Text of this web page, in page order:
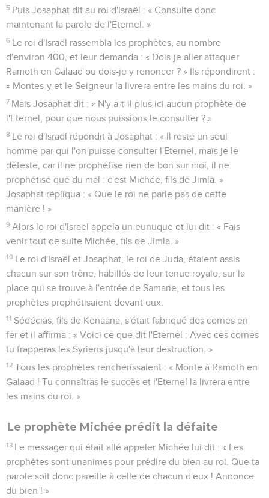
5 Puis Josaphat dit au roi d'Israël : « Consulte donc
maintenant la parole de l'Eternel. »
6 Le roi d'Israël rassembla les prophètes, au nombre
d'environ 400, et leur demanda : « Dois-je aller attaquer
Ramoth en Galaad ou dois-je y renoncer ? » Ils répondirent :
« Montes-y et le Seigneur la livrera entre les mains du roi. »
7 Mais Josaphat dit : « N'y a-t-il plus ici aucun prophète de
l'Eternel, pour que nous puissions le consulter ? »
8 Le roi d'Israël répondit à Josaphat : « Il reste un seul
homme par qui l'on puisse consulter l'Eternel, mais je le
déteste, car il ne prophétise rien de bon sur moi, il ne
prophétise que du mal : c'est Michée, fils de Jimla. »
Josaphat répliqua : « Que le roi ne parle pas de cette
manière ! »
9 Alors le roi d'Israël appela un eunuque et lui dit : « Fais
venir tout de suite Michée, fils de Jimla. »
10 Le roi d'Israël et Josaphat, le roi de Juda, étaient assis
chacun sur son trône, habillés de leur tenue royale, sur la
place qui se trouve à l'entrée de Samarie, et tous les
prophètes prophétisaient devant eux.
11 Sédécias, fils de Kenaana, s'était fabriqué des cornes en
fer et il affirma : « Voici ce que dit l'Eternel : Avec ces cornes
tu frapperas les Syriens jusqu'à leur destruction. »
12 Tous les prophètes renchérissaient : « Monte à Ramoth en
Galaad ! Tu connaîtras le succès et l'Eternel la livrera entre
les mains du roi. »
Le prophète Michée prédit la défaite
13 Le messager qui était allé appeler Michée lui dit : « Les
prophètes sont unanimes pour prédire du bien au roi. Que ta
parole soit donc pareille à celle de chacun d'eux ! Annonce
du bien ! »